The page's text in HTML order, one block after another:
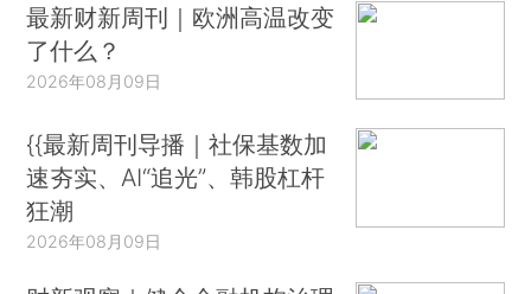
最新财新周刊｜欧洲高温改变
了什么？
2026年08月09日
{{最新周刊导播｜社保基数加
速夯实、AI“追光”、韩股杠杆
狂潮
2026年08月09日